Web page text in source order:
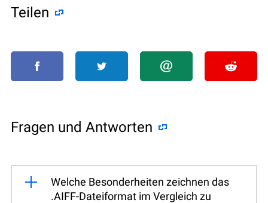
Teilen
Fragen und Antworten
Welche Besonderheiten zeichnen das
.AIFF-Dateiformat im Vergleich zu